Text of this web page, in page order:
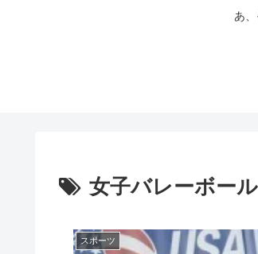
あ
女子バレーボール
スポーツ